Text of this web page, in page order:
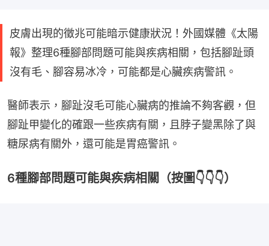
皮膚出現的徵兆可能暗示健康狀況！外國媒體《太陽
報》整理6種腳部問題可能與疾病相關，包括腳趾頭
沒有毛、腳容易冰冷，可能都是心臟疾病警訊。
醫師表示，腳趾沒毛可能心臟病的推論不夠客觀，但
腳趾甲變化的確跟一些疾病有關，且脖子變黑除了與
糖尿病有關外，還可能是胃癌警訊。
6種腳部問題可能與疾病相關（按圖👇👇👇）